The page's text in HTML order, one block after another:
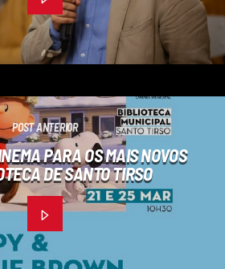
POST ANTERIOR
PARA OS MAIS NOVOS
DE SANTO TIRSO